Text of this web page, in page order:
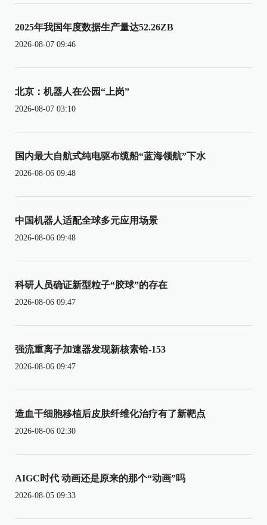
2025年我国年度数据生产量达52.26ZB
2026-08-07 09:46
北京：机器人在公园“上岗”
2026-08-07 03:10
国内最大自航式纯电驱布缆船“蓝海领航”下水
2026-08-06 09:48
中国机器人适配全球多元应用场景
2026-08-06 09:48
科研人员确证新型粒子“胶球”的存在
2026-08-06 09:47
强流重离子加速器发现新核素铪-153
2026-08-06 09:47
造血干细胞移植后皮肤纤维化治疗有了新靶点
2026-08-06 02:30
AIGC时代 动画还是原来的那个“动画”吗
2026-08-05 09:33